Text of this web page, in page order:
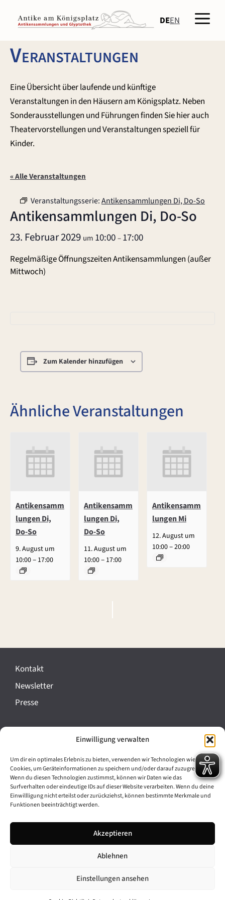
Einwilligung verwalten
Um dir ein optimales Erlebnis zu bieten, verwenden wir Technologien wie
Cookies, um Geräteinformationen zu speichern und/oder darauf zuzugreifen.
Wenn du diesen Technologien zustimmst, können wir Daten wie das
Surfverhalten oder eindeutige IDs auf dieser Website verarbeiten. Wenn du deine
Einwillligung nicht erteilst oder zurückziehst, können bestimmte Merkmale und
Funktionen beeinträchtigt werden.
Akzeptieren
Ablehnen
Einstellungen ansehen
Inhalt
springen
DEEN
Veranstaltungen
Eine Übersicht über laufende und künftige
Veranstaltungen in den Häusern am Königsplatz. Neben
Sonderausstellungen und Führungen finden Sie hier auch
Theatervorstellungen und Veranstaltungen speziell für
Kinder.
« Alle Veranstaltungen
Veranstaltungsserie:Antikensammlungen Di, Do-So
Antikensammlungen Di, Do-So
23. Februar 2029 um 10:00–17:00
Regelmäßige Öffnungszeiten Antikensammlungen (außer
Mittwoch)
Zum Kalender hinzufügen
Ähnliche Veranstaltungen
Antikensamm
lungen Di,
Do-So
9. August um
10:00– 17:00
Antikensamm
lungen Di,
Do-So
11. August um
10:00– 17:00
Antikensamm
lungen Mi
12. August um
10:00–20:00
e
a
n
t
l
t
u
g
-
Kontakt
Newsletter
Presse
Cookie-Richtlinie (EU)
Barrierefreiheit